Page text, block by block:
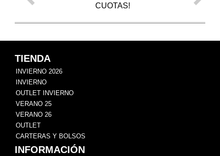
CUOTAS!
TIENDA
INVIERNO 2026
INVIERNO
OUTLET INVIERNO
VERANO 25
VERANO 26
OUTLET
CARTERAS Y BOLSOS
INFORMACIÓN